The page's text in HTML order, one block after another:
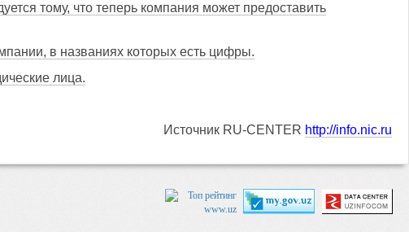
тому, что теперь компания может предоставить
в названиях которых есть цифры.
лица.
Источник RU-CENTER http://info.nic.ru